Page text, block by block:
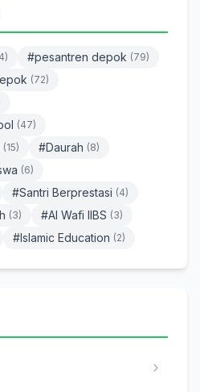
#pesantren depok (79)
(72)
(47)
(15) #Daurah (8)
(6)
#Santri Berprestasi (4)
(3) #Al Wafi IIBS (3)
#Islamic Education (2)